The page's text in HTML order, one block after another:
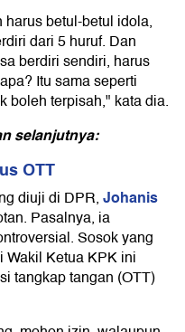
betul-betul idola,
dari 5 huruf. Dan
berdiri sendiri, harus
Itu sama seperti
boleh terpisah," kata dia.
selanjutnya:
OTT
diuji di DPR,Johanis
Pasalnya, ia
Sosok yang
Wakil Ketua KPK ini
tangkap tangan (OTT)